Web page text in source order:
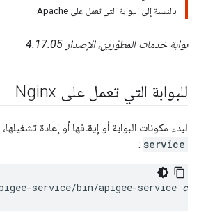
بالنسبة إلى البوابة التي تعمل على Apache
بوابة خدمات المطوّرين، الإصدار 4.17.05
للبوابة التي تعمل على Nginx
لبدء مكونات البوابة أو إيقافها أو إعادة
service
:
service/bin/apigee-service